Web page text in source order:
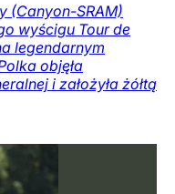
(Canyon-SRAM)
wyścigu Tour de
legendarnym
objęła
i założyła żółtą